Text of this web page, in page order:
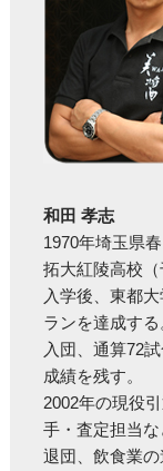
和田 孝志
1970年埼玉県春
拓大紅陵高校
入学後、東都
ランを達成す
入団、通算72
成績を残す。
2002年の現役
手・査定担当
退団、飲食業